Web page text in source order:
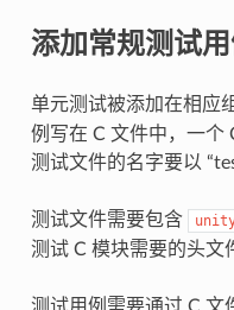
添加常规测试
单元测试被添加在相应
例写在 C 文件中，一个
测试文件的名字要以
测试文件需要包含
测试 C 模块需要的头文